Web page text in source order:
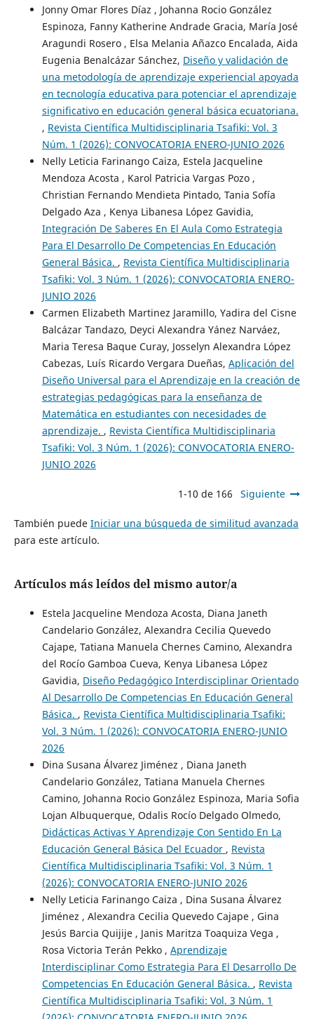
Jonny Omar Flores Díaz , Johanna Rocio González
Espinoza, Fanny Katherine Andrade Gracia, María José
Aragundi Rosero , Elsa Melania Añazco Encalada, Aida
Eugenia Benalcázar Sánchez, Diseño y validación de
una metodología de aprendizaje experiencial apoyada
en tecnología educativa para potenciar el aprendizaje
significativo en educación general básica ecuatoriana.
, Revista Científica Multidisciplinaria Tsafiki: Vol. 3
Núm. 1 (2026): CONVOCATORIA ENERO-JUNIO 2026
Nelly Leticia Farinango Caiza, Estela Jacqueline
Mendoza Acosta , Karol Patricia Vargas Pozo ,
Christian Fernando Mendieta Pintado, Tania Sofía
Delgado Aza , Kenya Libanesa López Gavidia,
Integración De Saberes En El Aula Como Estrategia
Para El Desarrollo De Competencias En Educación
General Básica. , Revista Científica Multidisciplinaria
Tsafiki: Vol. 3 Núm. 1 (2026): CONVOCATORIA ENERO-
JUNIO 2026
Carmen Elizabeth Martinez Jaramillo, Yadira del Cisne
Balcázar Tandazo, Deyci Alexandra Yánez Narváez,
Maria Teresa Baque Curay, Josselyn Alexandra López
Cabezas, Luís Ricardo Vergara Dueñas, Aplicación del
Diseño Universal para el Aprendizaje en la creación de
estrategias pedagógicas para la enseñanza de
Matemática en estudiantes con necesidades de
aprendizaje. , Revista Científica Multidisciplinaria
Tsafiki: Vol. 3 Núm. 1 (2026): CONVOCATORIA ENERO-
JUNIO 2026
1-10 de 166 Siguiente
También puede Iniciar una búsqueda de similitud avanzada
para este artículo.
Artículos más leídos del mismo autor/a
Estela Jacqueline Mendoza Acosta, Diana Janeth
Candelario González, Alexandra Cecilia Quevedo
Cajape, Tatiana Manuela Chernes Camino, Alexandra
del Rocío Gamboa Cueva, Kenya Libanesa López
Gavidia, Diseño Pedagógico Interdisciplinar Orientado
Al Desarrollo De Competencias En Educación General
Básica. , Revista Científica Multidisciplinaria Tsafiki:
Vol. 3 Núm. 1 (2026): CONVOCATORIA ENERO-JUNIO
2026
Dina Susana Álvarez Jiménez , Diana Janeth
Candelario González, Tatiana Manuela Chernes
Camino, Johanna Rocio González Espinoza, Maria Sofia
Lojan Albuquerque, Odalis Rocío Delgado Olmedo,
Didácticas Activas Y Aprendizaje Con Sentido En La
Educación General Básica Del Ecuador , Revista
Científica Multidisciplinaria Tsafiki: Vol. 3 Núm. 1
(2026): CONVOCATORIA ENERO-JUNIO 2026
Nelly Leticia Farinango Caiza , Dina Susana Álvarez
Jiménez , Alexandra Cecilia Quevedo Cajape , Gina
Jesús Barcia Quijije , Janis Maritza Toaquiza Vega ,
Rosa Victoria Terán Pekko , Aprendizaje
Interdisciplinar Como Estrategia Para El Desarrollo De
Competencias En Educación General Básica. , Revista
Científica Multidisciplinaria Tsafiki: Vol. 3 Núm. 1